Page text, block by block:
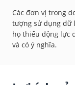
Các đơn vị trong
tượng sử dụng dữ
họ thiếu động lực
và có ý nghĩa.